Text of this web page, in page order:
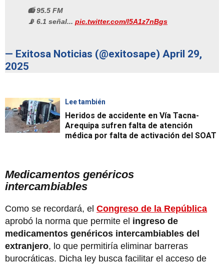
📻 95.5 FM
📡 6.1 señal... pic.twitter.com/l5A1z7nBgs
— Exitosa Noticias (@exitosape) April 29,
2025
Lee también
Heridos de accidente en Vía Tacna-
Arequipa sufren falta de atención
médica por falta de activación del SOAT
Medicamentos genéricos
intercambiables
Como se recordará, el Congreso de la República
aprobó la norma que permite el ingreso de
medicamentos genéricos intercambiables del
extranjero, lo que permitiría eliminar barreras
burocráticas. Dicha ley busca facilitar el acceso de